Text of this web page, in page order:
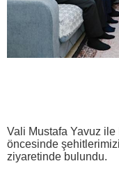
Vali Mustafa Yavuz ile
öncesinde
ziyaretinde bulundu.